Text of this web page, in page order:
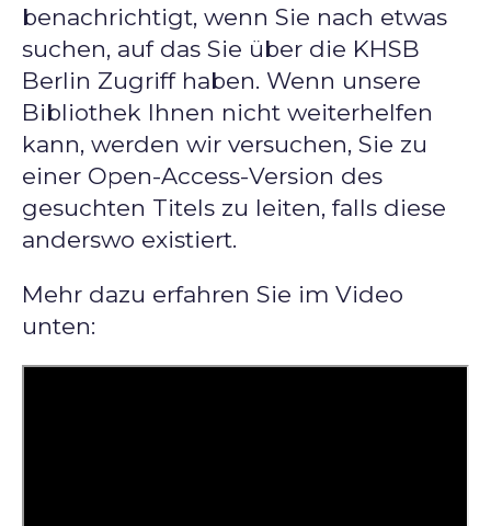
benachrichtigt, wenn Sie nach etwas
suchen, auf das Sie über die KHSB
Berlin Zugriff haben. Wenn unsere
Bibliothek Ihnen nicht weiterhelfen
kann, werden wir versuchen, Sie zu
einer Open-Access-Version des
gesuchten Titels zu leiten, falls diese
anderswo existiert.
Mehr dazu erfahren Sie im Video
unten: